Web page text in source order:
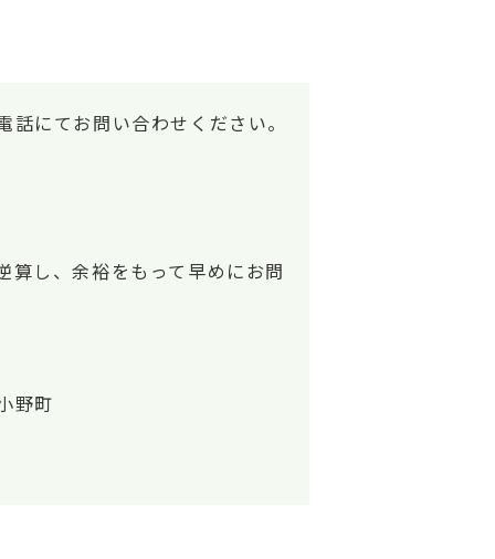
にてお問い合わせください。
し、余裕をもって早めにお問
野町